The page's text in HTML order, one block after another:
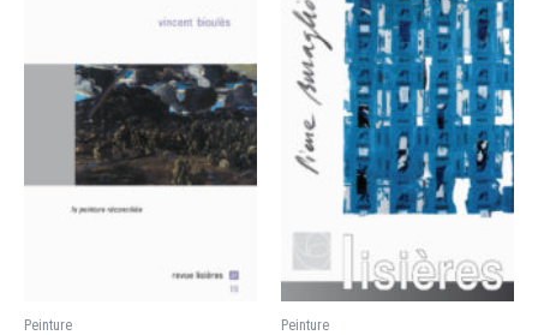
Peinture Peinture